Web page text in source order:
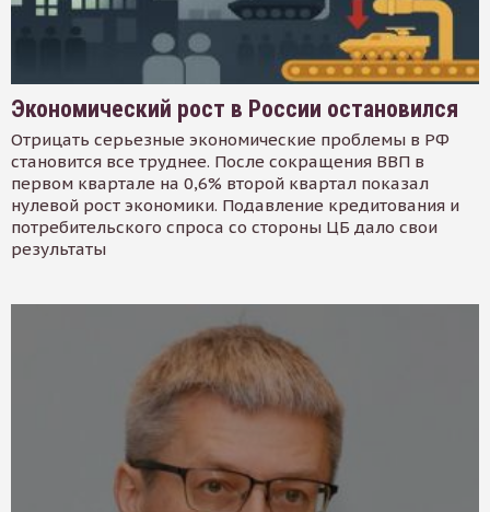
Экономический рост в России остановился
Отрицать серьезные экономические проблемы в РФ
становится все труднее. После сокращения ВВП в
первом квартале на 0,6% второй квартал показал
нулевой рост экономики. Подавление кредитования и
потребительского спроса со стороны ЦБ дало свои
результаты